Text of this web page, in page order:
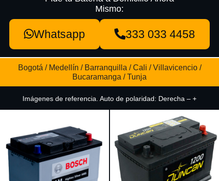
Mismo:
Whatsapp 333 033 4458
Bogotá / Medellín / Barranquilla / Cali / Villavicencio /
Bucaramanga / Tunja
Imágenes de referencia. Auto de polaridad: Derecha – +